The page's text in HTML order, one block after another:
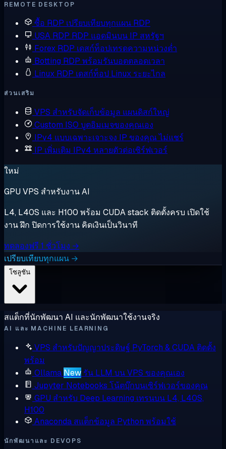
REMOTE DESKTOP
ซื้อ RDP เปรียบเทียบทุกแผน RDP
USA RDP RDP แอดมินบน IP สหรัฐฯ
Forex RDP เดสก์ท็อปเทรดความหน่วงต่ำ
Botting RDP พร้อมรันบอตตลอดเวลา
Linux RDP เดสก์ท็อป Linux ระยะไกล
ส่วนเสริม
VPS สำหรับจัดเก็บข้อมูล แผนดิสก์ใหญ่
Custom ISO บูตอิมเมจของคุณเอง
IPv4 แบบเฉพาะเจาะจง IP ของคุณ ไม่แชร์
IP เพิ่มเติม IPv4 หลายตัวต่อเซิร์ฟเวอร์
ใหม่
GPU VPS สำหรับงาน AI
L4, L40S และ H100 พร้อม CUDA stack ติดตั้งครบ เปิดใช้
งาน ฝึก ปิดการใช้งาน คิดเงินเป็นวินาที
ทดลองฟรี 1 ชั่วโมง →
เปรียบเทียบทุกแผน →
สแต็กที่นักพัฒนา AI และนักพัฒนาใช้งานจริง
AI และ MACHINE LEARNING
VPS สำหรับปัญญาประดิษฐ์ PyTorch & CUDA ติดตั้ง
พร้อม
Ollama New รัน LLM บน VPS ของคุณเอง
Jupyter Notebooks โน้ตบุ๊กบนเซิร์ฟเวอร์ของคุณ
GPU สำหรับ Deep Learning เทรนบน L4, L40S,
H100
Anaconda สแต็กข้อมูล Python พร้อมใช้
นักพัฒนาและ DEVOPS